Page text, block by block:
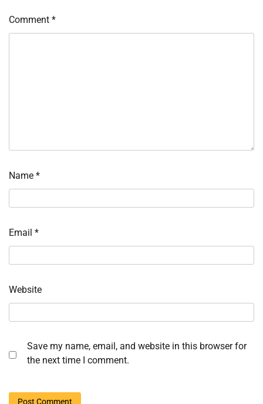
Comment *
Name *
Email *
Website
Save my name, email, and website in this browser for
the next time I comment.